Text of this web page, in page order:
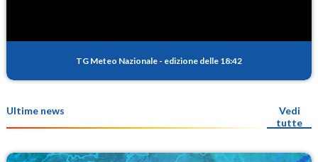
TG Meteo Nazionale - edizione delle 18:42
Ultime news
Vedi
tutte